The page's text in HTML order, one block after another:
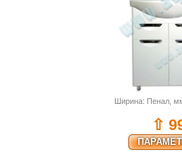
Ширина: Пенал,
⇧